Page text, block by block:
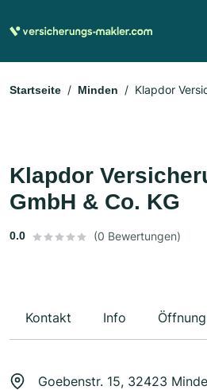
Startseite Minden
Klapdor
Klapdor
GmbH & Co. KG
0.0 (0 Bewertungen)
Kontakt Info
Goebenstr. 15, 32423